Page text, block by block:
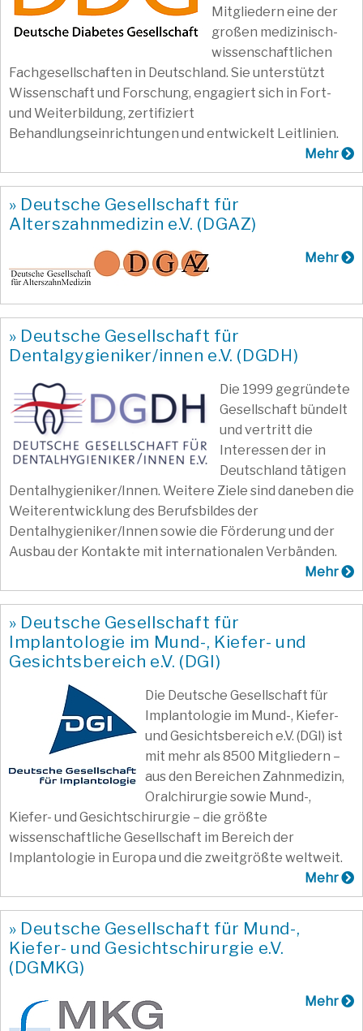
Mitgliedern eine der
großen medizinisch-
wissenschaftlichen
Fachgesellschaften in Deutschland. Sie unterstützt
Wissenschaft und Forschung, engagiert sich in Fort-
und Weiterbildung, zertifiziert
Behandlungseinrichtungen und entwickelt Leitlinien.
Mehr
» Deutsche Gesellschaft für
Alterszahnmedizin e.V. (DGAZ)
Mehr
» Deutsche Gesellschaft für
Dentalgygieniker/innen e.V. (DGDH)
Die 1999 gegründete
Gesellschaft bündelt
und vertritt die
Interessen der in
Deutschland tätigen
Dentalhygieniker/Innen. Weitere Ziele sind daneben die
Weiterentwicklung des Berufsbildes der
Dentalhygieniker/Innen sowie die Förderung und der
Ausbau der Kontakte mit internationalen Verbänden.
Mehr
» Deutsche Gesellschaft für
Implantologie im Mund-, Kiefer- und
Gesichtsbereich e.V. (DGI)
Die Deutsche Gesellschaft für
Implantologie im Mund-, Kiefer-
und Gesichtsbereich e.V. (DGI) ist
mit mehr als 8500 Mitgliedern –
aus den Bereichen Zahnmedizin,
Oralchirurgie sowie Mund-,
Kiefer- und Gesichtschirurgie – die größte
wissenschaftliche Gesellschaft im Bereich der
Implantologie in Europa und die zweitgrößte weltweit.
Mehr
» Deutsche Gesellschaft für Mund-,
Kiefer- und Gesichtschirurgie e.V.
(DGMKG)
Mehr